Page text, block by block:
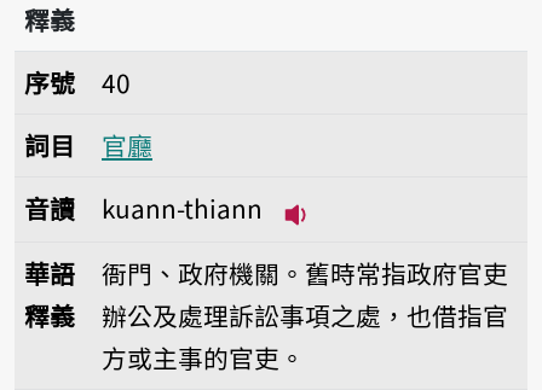
釋義
序號40官廳
序號
40
詞目
官廳
音讀
kuann-thiann
華語
釋義
衙門、政府機關。舊時常指政府官吏
辦公及處理訴訟事項之處，也借指官
方或主事的官吏。